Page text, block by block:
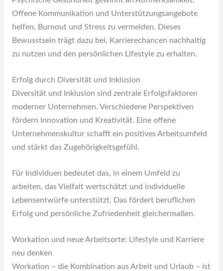
Offene Kommunikation und Unterstützungsangebote
helfen, Burnout und Stress zu vermeiden. Dieses
Bewusstsein trägt dazu bei, Karrierechancen nachhaltig
zu nutzen und den persönlichen Lifestyle zu erhalten.
Erfolg durch Diversität und Inklusion
Diversität und Inklusion sind zentrale Erfolgsfaktoren
moderner Unternehmen. Verschiedene Perspektiven
fördern Innovation und Kreativität. Eine offene
Unternehmenskultur schafft ein positives Arbeitsumfeld
und stärkt das Zugehörigkeitsgefühl.
Für Individuen bedeutet das, in einem Umfeld zu
arbeiten, das Vielfalt wertschätzt und individuelle
Lebensentwürfe unterstützt. Das fördert beruflichen
Erfolg und persönliche Zufriedenheit gleichermaßen.
Workation und neue Arbeitsorte: Lifestyle und Karriere
neu denken
Workation – die Kombination aus Arbeit und Urlaub – ist